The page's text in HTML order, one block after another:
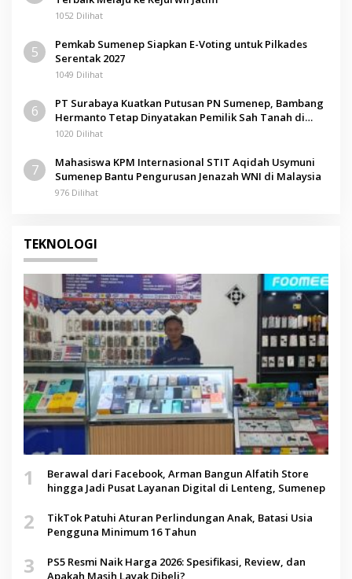
1052 Dilihat
5
Pemkab Sumenep Siapkan E-Voting untuk Pilkades
Serentak 2027
1049 Dilihat
6
PT Surabaya Kuatkan Putusan PN Sumenep, Bambang
Hermanto Tetap Dinyatakan Pemilik Sah Tanah di
Pamolokan
1020 Dilihat
7
Mahasiswa KPM Internasional STIT Aqidah Usymuni
Sumenep Bantu Pengurusan Jenazah WNI di Malaysia
976 Dilihat
TEKNOLOGI
1
Berawal dari Facebook, Arman Bangun Alfatih Store
hingga Jadi Pusat Layanan Digital di Lenteng, Sumenep
2
TikTok Patuhi Aturan Perlindungan Anak, Batasi Usia
Pengguna Minimum 16 Tahun
3
PS5 Resmi Naik Harga 2026: Spesifikasi, Review, dan
Apakah Masih Layak Dibeli?